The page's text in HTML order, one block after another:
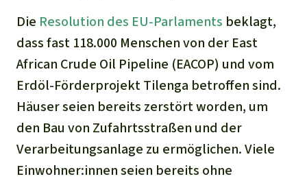
Landraub
Wilderei
Staudämme
Straßen
Indonesia
Lateinamerika
Die Resolution des EU-Parlaments beklagt,
dass fast 118.000 Menschen von der East
African Crude Oil Pipeline (EACOP) und vom
Erdöl-Förderprojekt Tilenga betroffen sind.
Häuser seien bereits zerstört worden, um
den Bau von Zufahrtsstraßen und der
Verarbeitungsanlage zu ermöglichen. Viele
Einwohner:innen seien bereits ohne